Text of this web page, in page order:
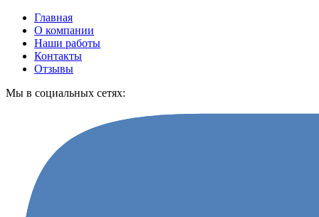
Главная
О компании
Наши работы
Контакты
Отзывы
Мы в социальных сетях: